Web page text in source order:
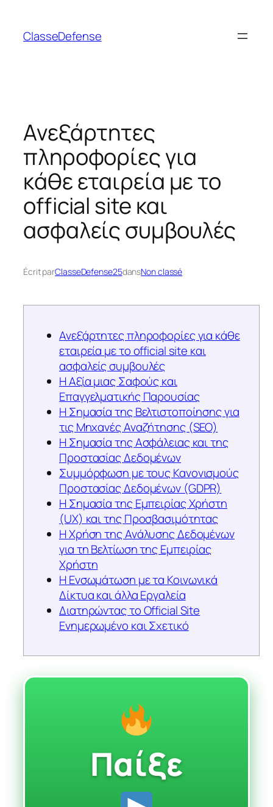
contenu
ClasseDefense
Ανεξάρτητες
πληροφορίες για
κάθε εταιρεία με το
official site και
ασφαλείς συμβουλές
Écrit parClasseDefense25dansNon classé
Ανεξάρτητες πληροφορίες για κάθε
εταιρεία με το official site και
ασφαλείς συμβουλές
Η Αξία μιας Σαφούς και
Επαγγελματικής Παρουσίας
Η Σημασία της Βελτιστοποίησης για
τις Μηχανές Αναζήτησης (SEO)
Η Σημασία της Ασφάλειας και της
Προστασίας Δεδομένων
Συμμόρφωση με τους Κανονισμούς
Προστασίας Δεδομένων (GDPR)
Η Σημασία της Εμπειρίας Χρήστη
(UX) και της Προσβασιμότητας
Η Χρήση της Ανάλυσης Δεδομένων
για τη Βελτίωση της Εμπειρίας
Χρήστη
Η Ενσωμάτωση με τα Κοινωνικά
Δίκτυα και άλλα Εργαλεία
Διατηρώντας το Official Site
Ενημερωμένο και Σχετικό
Παίξε